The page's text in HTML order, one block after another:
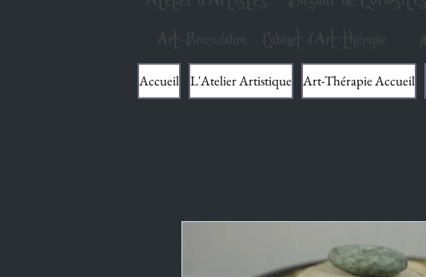
Art-Bracadabra - Cabinet d'Art-thérapie
Accueil L'Atelier Artistique Art-Thérapie Accueil